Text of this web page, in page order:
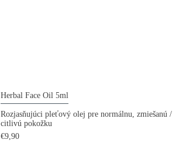
Herbal Face Oil 5ml
Rozjasňujúci pleťový olej pre normálnu, zmiešanú /
citlivú pokožku
€9,90